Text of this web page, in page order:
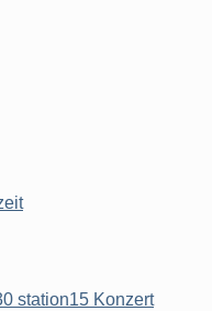
station15 Konzert